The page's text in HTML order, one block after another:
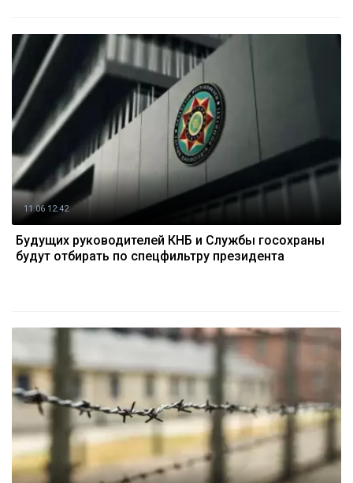
11.06 12:42
Будущих руководителей КНБ и Службы госохраны
будут отбирать по спецфильтру президента